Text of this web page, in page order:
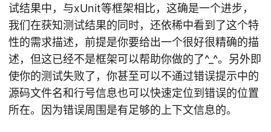
试结果中，与xUnit等框架相比，这确是一个进步，
我们在获知测试结果的同时，还依稀中看到了这个特
性的需求描述，前提是你要给出一个很好很精确的描
述，但这已经不是框架可以帮助你做的了^_^。另外即
使你的测试失败了，你甚至可以不通过错误提示中的
源码文件名和行号信息也可以快速定位到错误的位置
所在。因为错误周围是有足够的上下文信息的。